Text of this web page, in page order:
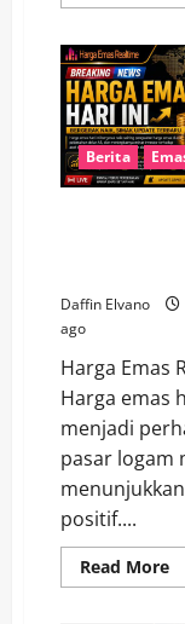
Berita
Daffin Elvano
ago
Harga Emas
Harga emas
menjadi
pasar logam
positif....
Read More